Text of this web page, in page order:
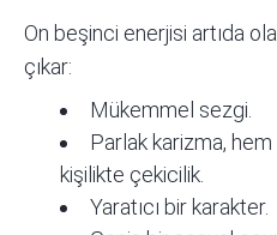
On beşinci enerjisi artıda
çıkar:
Mükemmel sezgi
Parlak karizma,
kişilikte çekicilik.
Yaratıcı bir karakter.